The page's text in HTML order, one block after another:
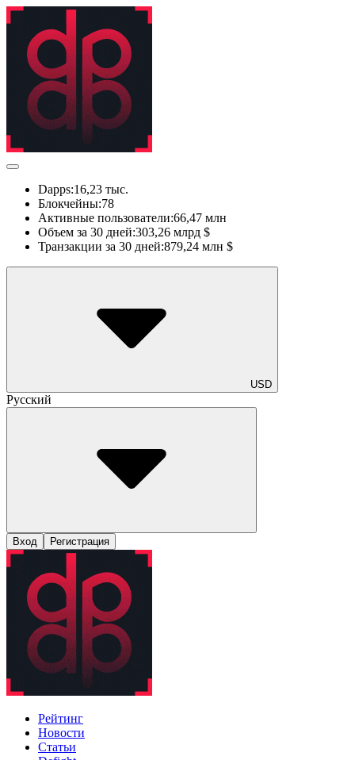
Dapps:16,23 тыс.
Блокчейны:78
Активные пользователи:66,47 млн
Объем за 30 дней:303,26 млрд $
Транзакции за 30 дней:879,24 млн $
USD
Русский
Вход Регистрация
Рейтинг
Новости
Статьи